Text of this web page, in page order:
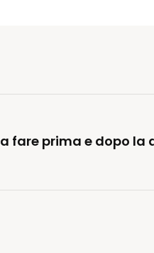
fare prima e dopo la